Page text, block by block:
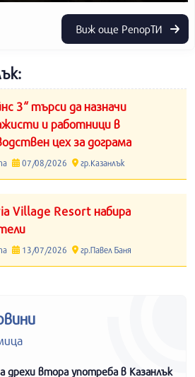
Виж още РепорТИ
3“ търси да назначи
и работници в
цех за дограма
07/08/2026 гр.Казанлък
Village Resort набира
13/07/2026 гр.Павел Баня
дрехи втора употреба в Казанлък